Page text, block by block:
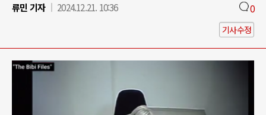
류민 기자
2024.12.21. 10:36 0
기사수정